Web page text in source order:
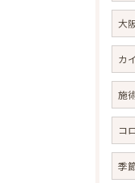
大
カ
施
コ
季